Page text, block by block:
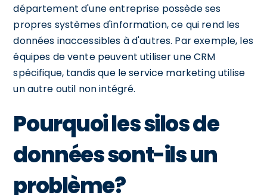
département d'une entreprise possède ses
propres systèmes d'information, ce qui rend les
données inaccessibles à d'autres. Par exemple, les
équipes de vente peuvent utiliser une CRM
spécifique, tandis que le service marketing utilise
un autre outil non intégré.
Pourquoi les silos de
données sont-ils un
problème?